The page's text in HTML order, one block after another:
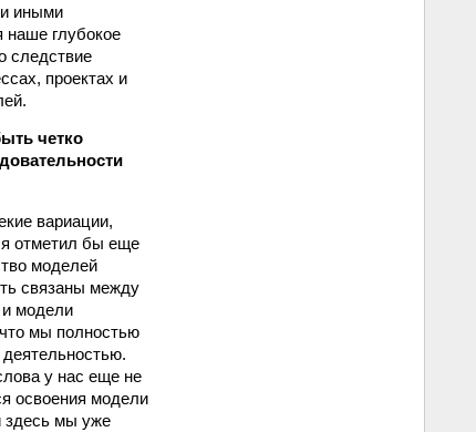
и иными
наше глубокое
следствие
проектах и
четко
вариации,
отметил бы еще
моделей
связаны между
и модели
мы полностью
деятельностью.
у нас еще не
освоения модели
здесь мы уже